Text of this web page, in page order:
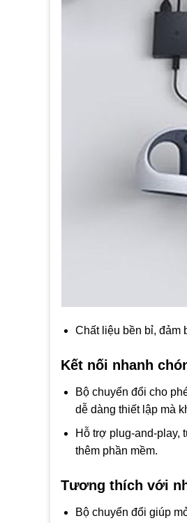
Chất liệu bền bỉ, đảm
Kết nối nhanh
Bộ chuyển đổi cho
dễ dàng thiết lập mà
Hỗ trợ plug-and-play,
thêm phần mềm.
Tương thích với
Bộ chuyển đổi giúp